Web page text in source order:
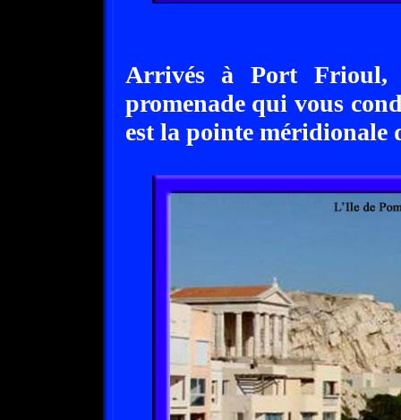
Arrivés à Port Frioul,
promenade qui vous
est la pointe méridionale